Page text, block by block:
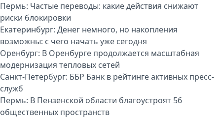
Пермь: Частые переводы: какие действия снижают
риски блокировки
Екатеринбург: Денег немного, но накопления
возможны: с чего начать уже сегодня
Оренбург: В Оренбурге продолжается масштабная
модернизация тепловых сетей
Санкт-Петербург: ББР Банк в рейтинге активных пресс-
служб
Пермь: В Пензенской области благоустроят 56
общественных пространств